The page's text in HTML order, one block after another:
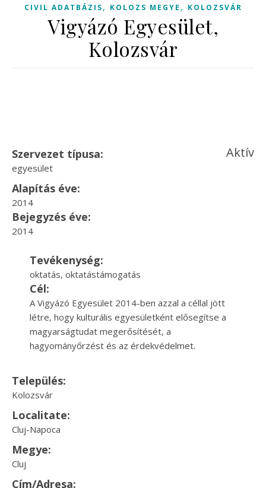
CIVIL ADATBÁZIS, KOLOZS MEGYE , KOLOZSVÁR
Vigyázó Egyesület,
Kolozsvár
Szervezet típusa:
egyesület
Aktív
Alapítás éve:
2014
Bejegyzés éve:
2014
Tevékenység:
oktatás, oktatástámogatás
Cél:
A Vigyázó Egyesület 2014-ben azzal a céllal jött
létre, hogy kulturális egyesületként elősegítse a
magyarságtudat megerősítését, a
hagyományőrzést és az érdekvédelmet.
Település:
Kolozsvár
Localitate:
Cluj-Napoca
Megye:
Cluj
Cím/Adresa: